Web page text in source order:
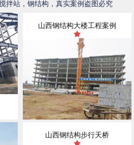
拌站，钢结构，真实案例盗图必究
山西钢结构大楼工程案例
山西钢结构步行天桥